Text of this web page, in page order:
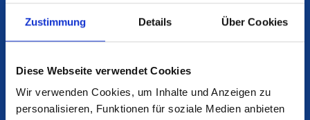
Zustimmung Details Über Cookies
Diese Webseite verwendet Cookies
Wir verwenden Cookies, um Inhalte und Anzeigen zu
personalisieren, Funktionen für soziale Medien anbieten
Engagement die Grundlage für
bildet.“